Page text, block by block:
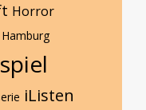
Horror
iListen